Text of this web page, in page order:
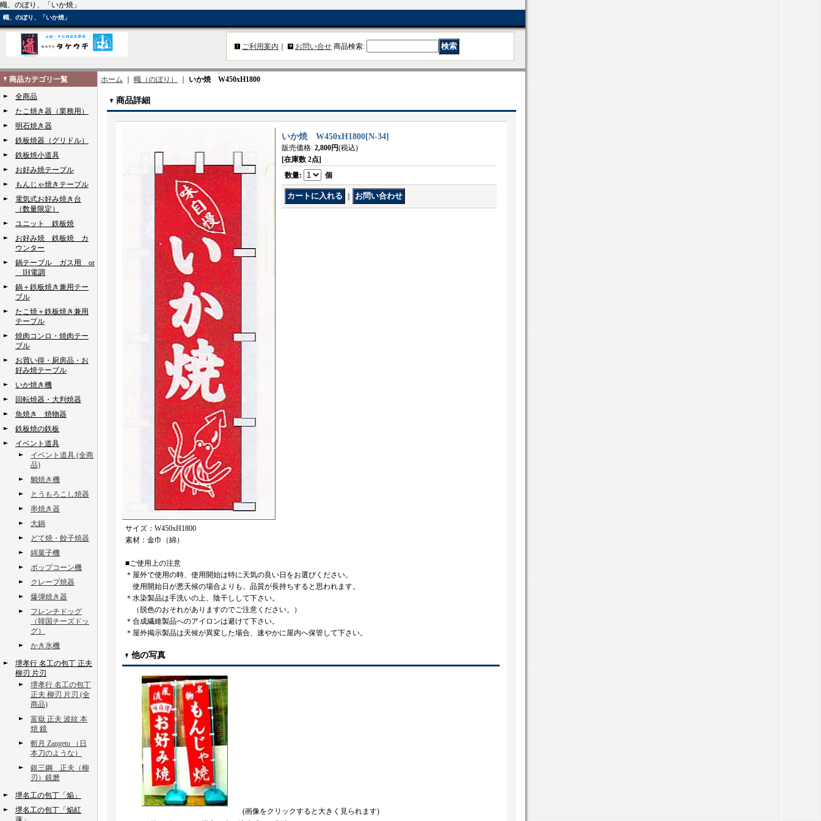
幟、のぼり、「いか焼」
幟、のぼり、「いか焼」
ご利用案内 お問い合せ 商品検索:
商品カテゴリ一覧
全商品
たこ焼き器（業務用）
明石焼き器
鉄板焼器（グリドル）
鉄板焼小道具
お好み焼テーブル
もんじゃ焼きテーブル
電気式お好み焼き台
（数量限定）
ユニット 鉄板焼
お好み焼 鉄板焼 カ
ウンター
鍋テーブル ガス用 or
IH電調
鍋＋鉄板焼き兼用テー
ブル
たこ焼＋鉄板焼き兼用
テーブル
焼肉コンロ・焼肉テー
ブル
お買い得・厨房品・お
好み焼テーブル
いか焼き機
回転焼器・大判焼器
魚焼き 焼物器
鉄板焼の鉄板
イベント道具
イベント道具 (全商
品)
鯛焼き機
とうもろこし焼器
串焼き器
大鍋
どて焼・餃子焼器
綿菓子機
ポップコーン機
クレープ焼器
爆弾焼き器
フレンチドッグ
（韓国チーズドッ
グ）
かき氷機
堺孝行 名工の包丁 正夫
柳刃 片刃
堺孝行 名工の包丁
正夫 柳刃 片刃 (全
商品)
富嶽 正夫 波紋 本
焼 鏡
斬月 Zangetu （日
本刀のような）
銀三鋼 正夫（柳
刃）鏡磨
堺名工の包丁「焔」
堺名工の包丁「焔紅
ホーム 幟（のぼり） いか焼 W450xH1800
商品詳細
いか焼 W450xH1800[N-34]
販売価格: 2,800円(税込)
[在庫数 2点]
数量: 個
サイズ：W450xH1800
素材：金巾（綿）
■ご使用上の注意
＊屋外で使用の時、使用開始は特に天気の良い日をお選びください。
使用開始日が悪天候の場合よりも、品質が長持ちすると思われます。
＊水染製品は手洗いの上、陰干しして下さい。
（脱色のおそれがありますのでご注意ください。）
＊合成繊維製品へのアイロンは避けて下さい。
＊屋外掲示製品は天候が異変した場合、速やかに屋内へ保管して下さい。
他の写真
(画像をクリックすると大きく見られます)